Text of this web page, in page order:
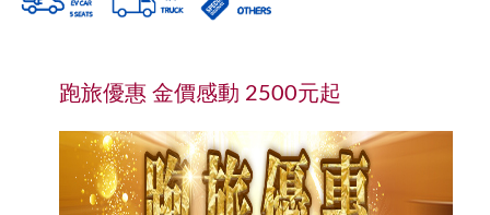
跑旅優惠 金價感動 2500元起